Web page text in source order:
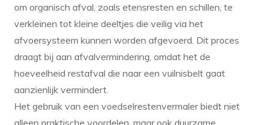
om organisch afval, zoals etensresten en schillen, te
verkleinen tot kleine deeltjes die veilig via het
afvoersysteem kunnen worden afgevoerd. Dit proces
draagt bij aan afvalvermindering, omdat het de
hoeveelheid restafval die naar een vuilnisbelt gaat
aanzienlijk vermindert.
Het gebruik van een voedselrestenvermaler biedt niet
alleen praktische voordelen, maar ook duurzame